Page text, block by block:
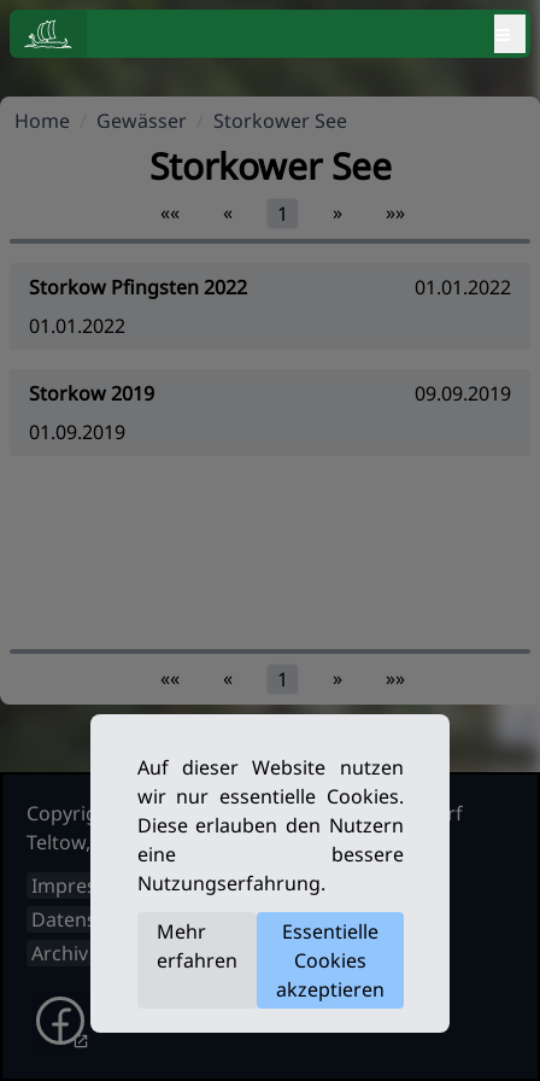
Home Gewässer Storkower See
Storkower See
«« « 1 » »»
Storkow Pfingsten 2022
01.01.2022
01.01.2022
Storkow 2019
09.09.2019
01.09.2019
«« « 1 » »»
Copyright Ruderclub Kleinmachnow Stahnsdorf
Teltow, 2026. Alle Rechte vorbehalten.
Impressum
Datenschutz
Archiv
Auf dieser Website nutzen
wir nur essentielle Cookies.
Diese erlauben den Nutzern
eine bessere
Nutzungserfahrung.
Mehr
erfahren
Essentielle
Cookies
akzeptieren